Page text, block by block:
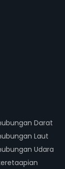
Darat
Laut
Udara